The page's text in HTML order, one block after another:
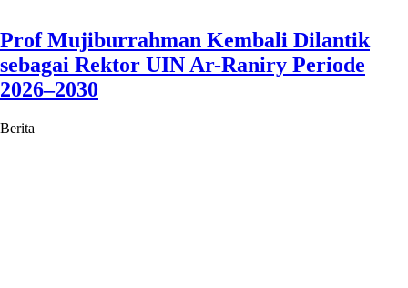
Prof Mujiburrahman Kembali Dilantik
sebagai Rektor UIN Ar-Raniry Periode
2026–2030
Berita